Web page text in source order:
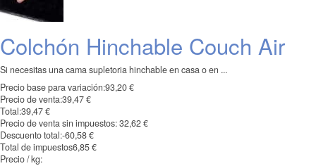
Colchón Hinchable Couch Air
Si necesitas una cama supletoria hinchable en casa o en ...
Precio base para variación:93,20 €
Precio de venta:39,47 €
Total:39,47 €
Precio de venta sin impuestos:32,62 €
Descuento total:-60,58 €
Total de impuestos6,85 €
Precio / kg: